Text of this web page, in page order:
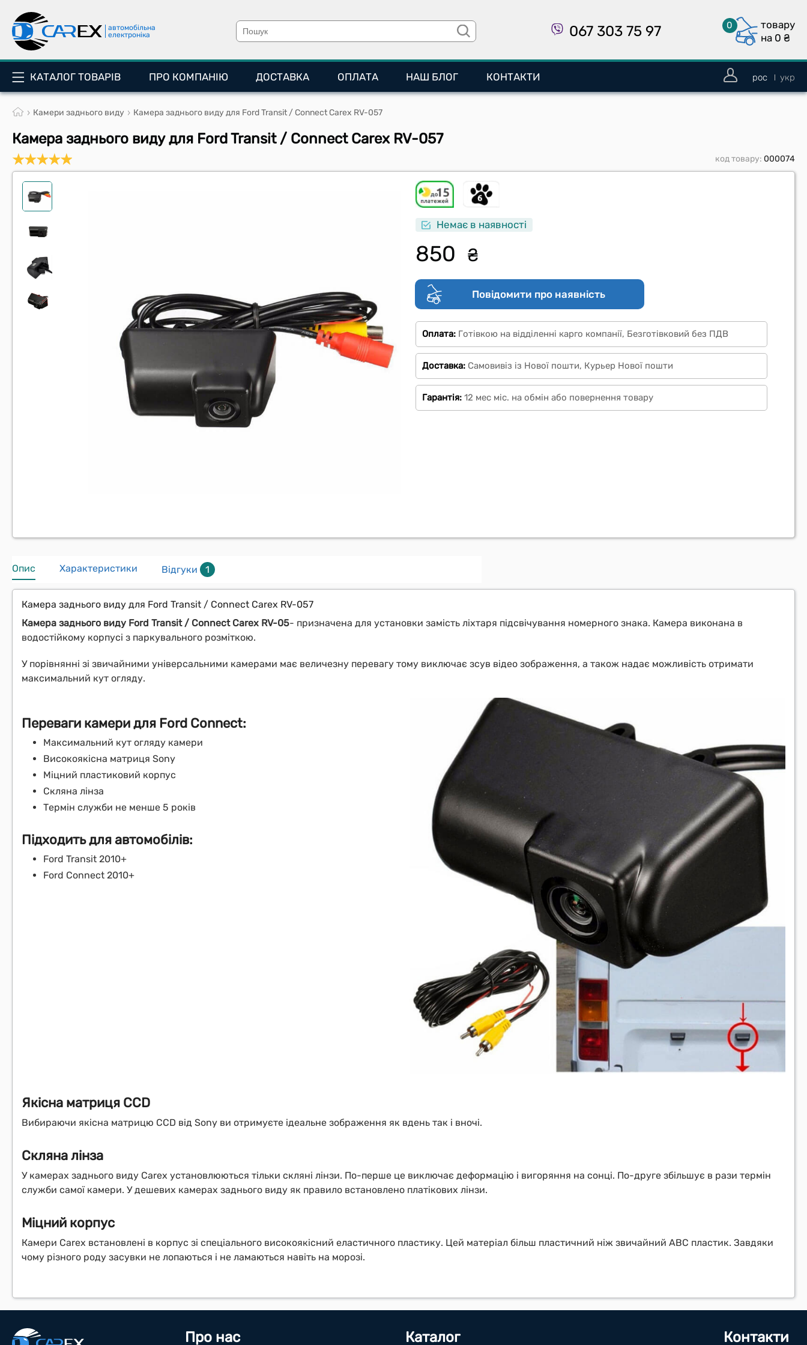
автомобільна
електроніка
067 303 75 97 0
товару
на 0 ₴
КАТАЛОГ ТОВАРІВ ПРО КОМПАНІЮ ДОСТАВКА ОПЛАТА НАШ БЛОГ КОНТАКТИ рос укр
Камери заднього виду Камера заднього виду для Ford Transit / Connect Carex RV-057
Камера заднього виду для Ford Transit / Connect Carex RV-057
код товару: 000074
Немає в наявності
850 ₴
Повідомити про наявність
Оплата: Готівкою на відділенні карго компанії, Безготівковий без ПДВ
Доставка: Самовивіз із Нової пошти, Курьер Нової пошти
Гарантія: 12 мес міс. на обмін або повернення товару
Опис Характеристики Відгуки 1
Камера заднього виду для Ford Transit / Connect Carex RV-057
Камера заднього виду Ford Transit / Connect Carex RV-05- призначена для установки замість ліхтаря підсвічування номерного знака. Камера виконана в
водостійкому корпусі з паркувального розміткою.
У порівнянні зі звичайними універсальними камерами має величезну перевагу тому виключає зсув відео зображення, а також надає можливість отримати
максимальний кут огляду.
Переваги камери для Ford Connect:
Максимальний кут огляду камери
Високоякісна матриця Sony
Міцний пластиковий корпус
Скляна лінза
Термін служби не менше 5 років
Підходить для автомобілів:
Ford Transit 2010+
Ford Connect 2010+
Якісна матриця CCD
Вибираючи якісна матрицю CCD від Sony ви отримуєте ідеальне зображення як вдень так і вночі.
Скляна лінза
У камерах заднього виду Carex установлюються тільки скляні лінзи. По-перше це виключає деформацію і вигоряння на сонці. По-друге збільшує в рази термін
служби самої камери. У дешевих камерах заднього виду як правило встановлено платікових лінзи.
Міцний корпус
Камери Carex встановлені в корпус зі спеціального високоякісний еластичного пластику. Цей матеріал більш пластичний ніж звичайний ABC пластик. Завдяки
чому різного роду засувки не лопаються і не ламаються навіть на морозі.
Про нас Каталог Контакти